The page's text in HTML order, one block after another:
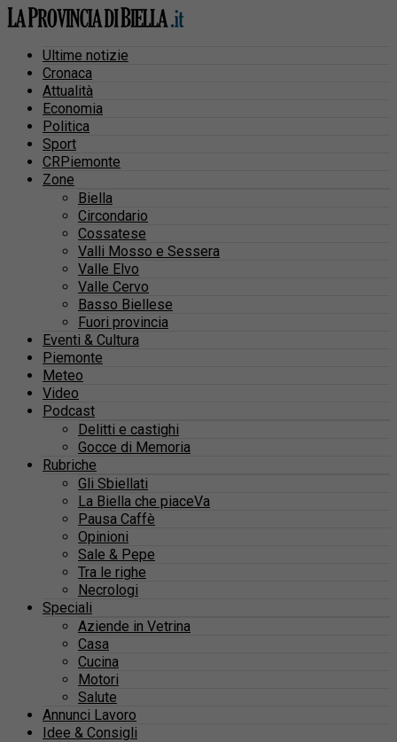
Ultime notizie
Cronaca
Attualità
Economia
Politica
Sport
CRPiemonte
Zone
Biella
Circondario
Cossatese
Valli Mosso e Sessera
Valle Elvo
Valle Cervo
Basso Biellese
Fuori provincia
Eventi & Cultura
Piemonte
Meteo
Video
Podcast
Delitti e castighi
Gocce di Memoria
Rubriche
Gli Sbiellati
La Biella che piaceVa
Pausa Caffè
Opinioni
Sale & Pepe
Tra le righe
Necrologi
Speciali
Aziende in Vetrina
Casa
Cucina
Motori
Salute
Annunci Lavoro
Idee & Consigli